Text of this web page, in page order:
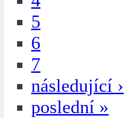
5
6
7
následující ›
poslední »